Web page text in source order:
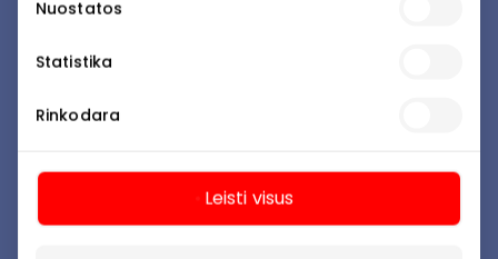
Nuostatos
Statistika
Rinkodara
Leisti visus
Kalėdinė mugė
Atrask dovanas Kalėdų mugėje. Ir tegul tavo meilė
Daugiau
Daugiau